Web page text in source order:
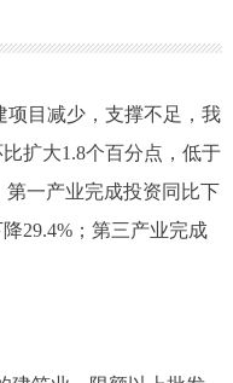
目减少，支撑不足，我
扩大1.8个百分点，低于
第一产业完成投资同比下
29.4%；第三产业完成